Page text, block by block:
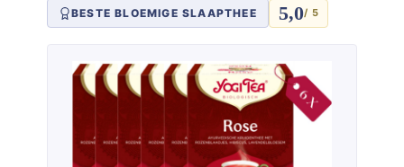
BESTE BLOEMIGE SLAAPTHEE 5,0/ 5